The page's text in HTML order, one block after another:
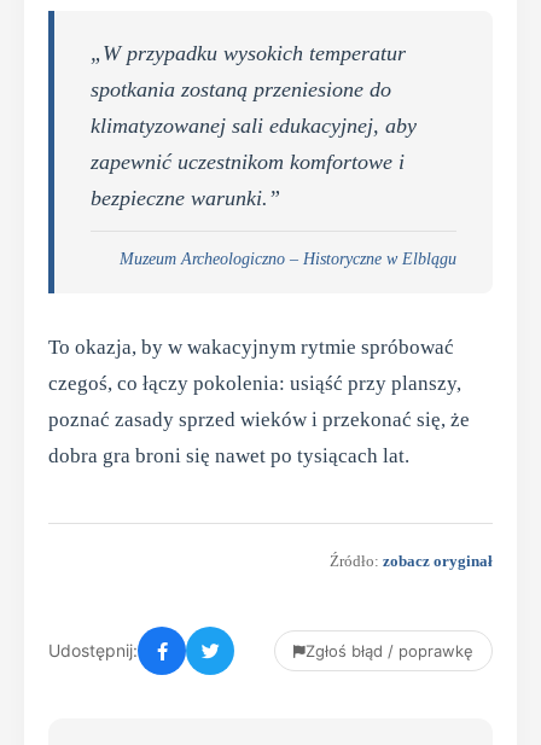
„W przypadku wysokich temperatur
spotkania zostaną przeniesione do
klimatyzowanej sali edukacyjnej, aby
zapewnić uczestnikom komfortowe i
bezpieczne warunki.”
Muzeum Archeologiczno – Historyczne w Elblągu
To okazja, by w wakacyjnym rytmie spróbować
czegoś, co łączy pokolenia: usiąść przy planszy,
poznać zasady sprzed wieków i przekonać się, że
dobra gra broni się nawet po tysiącach lat.
Źródło: zobacz oryginał
Udostępnij: Zgłoś błąd / poprawkę